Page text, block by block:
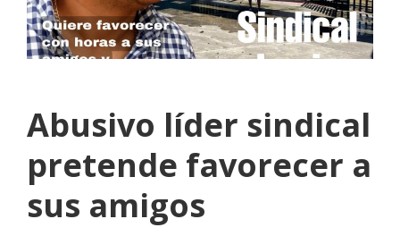
Abusivo líder sindical
pretende favorecer a
sus amigos